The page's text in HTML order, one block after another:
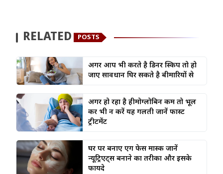
RELATED POSTS
अगर आप भी करते है डिनर स्किप तो हो
जाएं सावधान घिर सकते है बीमारियों से
अगर हो रहा है हीमोग्लोबिन कम तो भूल
कर भी न करें यह गलती जानें फास्ट
ट्रीटमेंट
घर पर बनाएं एग फेस मास्क जानें
न्यूट्रिएंट्स बनाने का तरीका और इसके
फायदे